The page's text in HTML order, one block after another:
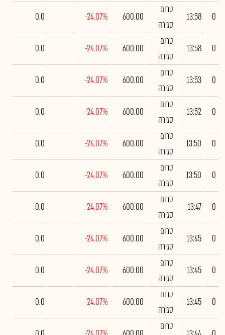
0
13:58
טרום
סגירה
600.00
-24.07%
0.0
0
13:58
טרום
סגירה
600.00
-24.07%
0.0
0
13:53
טרום
סגירה
600.00
-24.07%
0.0
0
13:52
טרום
סגירה
600.00
-24.07%
0.0
0
13:50
טרום
סגירה
600.00
-24.07%
0.0
0
13:50
טרום
סגירה
600.00
-24.07%
0.0
0
13:47
טרום
סגירה
600.00
-24.07%
0.0
0
13:45
טרום
סגירה
600.00
-24.07%
0.0
0
13:45
טרום
סגירה
600.00
-24.07%
0.0
0
13:45
טרום
סגירה
600.00
-24.07%
0.0
טרום